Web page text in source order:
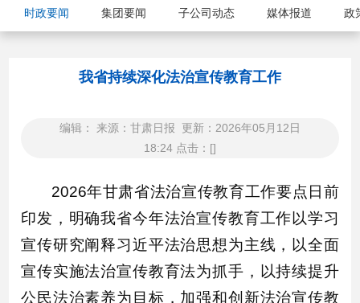
时政要闻 集团要闻 子公司动态 媒体报道 政
我省持续深化法治宣传教育工作
编辑： 来源：甘肃日报 更新：2026年05月12日
18:24 点击：[]
2026年甘肃省法治宣传教育工作要点日前
印发，明确我省今年法治宣传教育工作以学习
宣传研究阐释习近平法治思想为主线，以全面
宣传实施法治宣传教育法为抓手，以持续提升
公民法治素养为目标，加强和创新法治宣传教